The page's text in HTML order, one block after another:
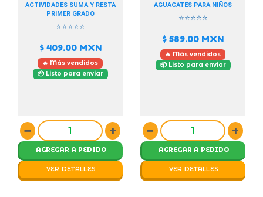
ACTIVIDADES SUMA Y RESTA
PRIMER GRADO
⭐⭐⭐⭐⭐
$ 409.00MXN
🔥 Más vendidos
📦 Listo para enviar
− +
AGREGAR A PEDIDO
VER DETALLES
AGUACATES PARA NIÑOS
⭐⭐⭐⭐⭐
$ 589.00 MXN
🔥 Más vendidos
📦 Listo para enviar
− +
AGREGAR A PEDIDO
VER DETALLES